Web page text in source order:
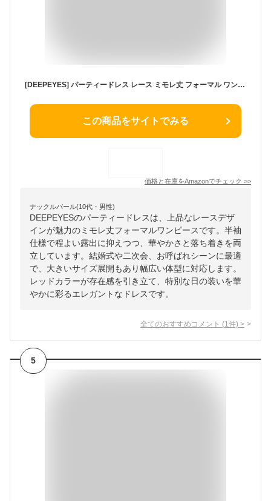
[DEEPEYES] パーティードレス レース ミモレ丈 フォーマル ワンピース 半袖 お呼ばれドレス 結婚式 二次会 お呼ばれ ドレス 大きいサイズ (XL,レッド)
この商品をサイトでみる
価格と在庫をAmazonでチェック >>
ナックルバール(10代・男性)
DEEPEYESのパーティードレスは、上品なレースデザ
インが魅力のミモレ丈フォーマルワンピースです。半袖
仕様で程よい露出に抑えつつ、華やかさと落ち着きを両
立しています。結婚式や二次会、お呼ばれシーンに最適
で、大きいサイズ展開もあり幅広い体型に対応します。
レッドカラーが存在感を引き立て、特別な日の装いを華
やかに彩るエレガントなドレスです。
全てのおすすめコメント (1 件) >
5